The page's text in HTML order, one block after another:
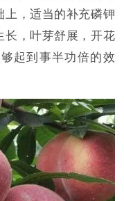
上，适当的补充磷钾
长，叶芽舒展，开花
起到事半功倍的效